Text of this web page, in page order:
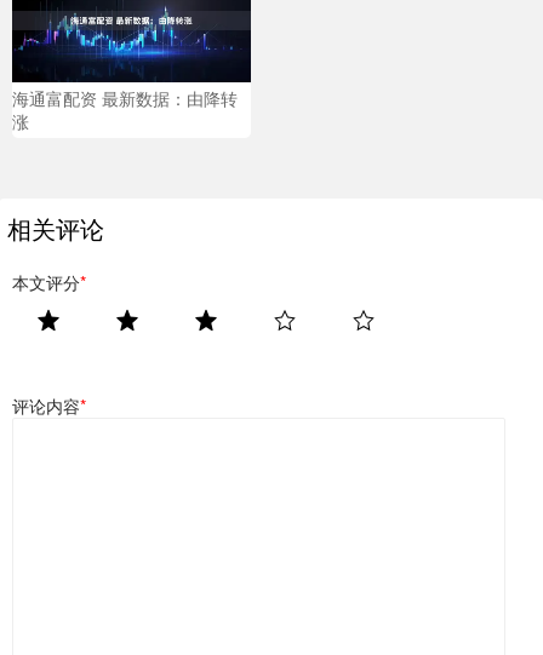
海通富配资 最新数据：由降转
涨
相关评论
本文评分*
评论内容*